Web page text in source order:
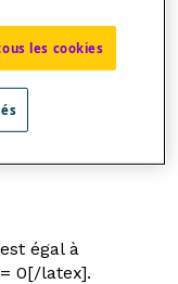
dans la base
latex], où
différent de
égal à
0[/latex].
les cookies